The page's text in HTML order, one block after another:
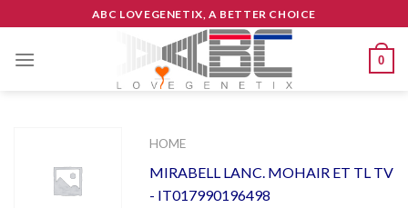
to
content
ABC LOVEGENETIX, A BETTER CHOICE
0
HOME
MIRABELL LANC. MOHAIR ET TL TV
- IT017990196498